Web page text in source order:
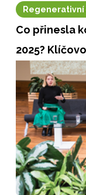
Co přinesla
2025?